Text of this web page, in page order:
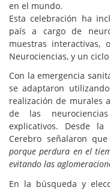
en el mundo.
Esta celebración ha
país a cargo de
muestras interactivas,
Neurociencias, y un
Con la emergencia
se adaptaron
realización de murales
de las
explicativos. Desde
Cerebro señalaron
porque perdura en el
evitando las
En la búsqueda y